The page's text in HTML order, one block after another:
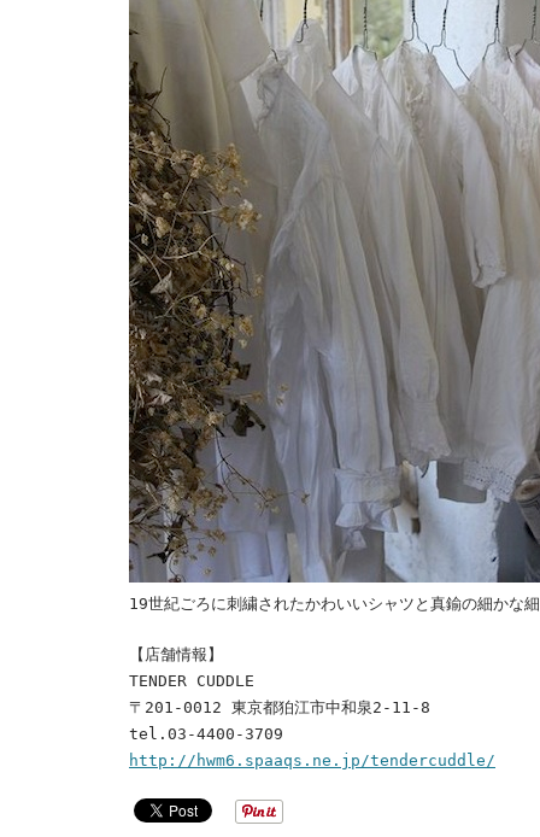
19世紀ごろに刺繍されたかわいいシャツと真鍮の細かな
【店舗情報】
TENDER CUDDLE
〒201-0012 東京都狛江市中和泉2-11-8
tel.03-4400-3709
http://hwm6.spaaqs.ne.jp/tendercuddle/